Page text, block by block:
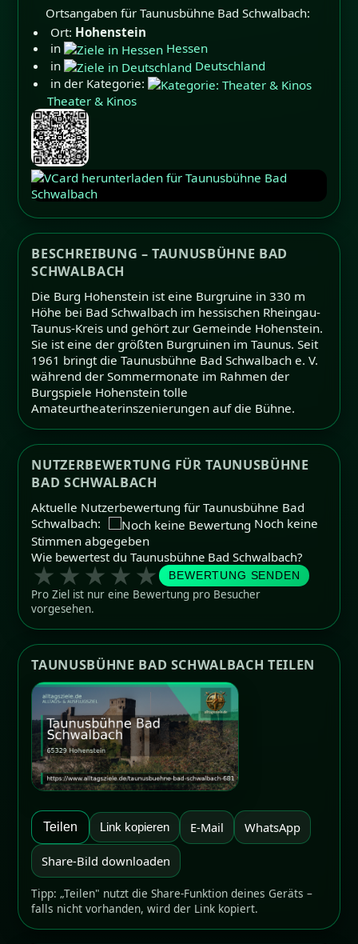
Ortsangaben für Taunusbühne Bad Schwalbach:
Ort: Hohenstein
in
Hessen
in
Deutschland
in der Kategorie:
Theater & Kinos
BESCHREIBUNG – TAUNUSBÜHNE BAD
SCHWALBACH
Die Burg Hohenstein ist eine Burgruine in 330 m
Höhe bei Bad Schwalbach im hessischen Rheingau-
Taunus-Kreis und gehört zur Gemeinde Hohenstein.
Sie ist eine der größten Burgruinen im Taunus. Seit
1961 bringt die Taunusbühne Bad Schwalbach e. V.
während der Sommermonate im Rahmen der
Burgspiele Hohenstein tolle
Amateurtheaterinszenierungen auf die Bühne.
NUTZERBEWERTUNG FÜR TAUNUSBÜHNE
BAD SCHWALBACH
Aktuelle Nutzerbewertung für Taunusbühne Bad
Schwalbach:
Noch keine
Stimmen abgegeben
Wie bewertest du Taunusbühne Bad Schwalbach?
★
★
★
★
★ BEWERTUNG SENDEN
Pro Ziel ist nur eine Bewertung pro Besucher
vorgesehen.
TAUNUSBÜHNE BAD SCHWALBACH TEILEN
Teilen Link kopieren E-Mail WhatsApp
Share-Bild downloaden
Tipp: „Teilen" nutzt die Share-Funktion deines Geräts –
falls nicht vorhanden, wird der Link kopiert.